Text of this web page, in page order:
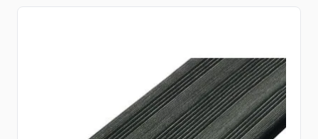
Entretien réduit.
considérablement le nombre de jonctions visibles, ce qui
améliore l’esthétique générale de la terrasse. Elles
offrent un rendu plus continu et professionnel,
particulièrement apprécié sur les grandes surfaces.